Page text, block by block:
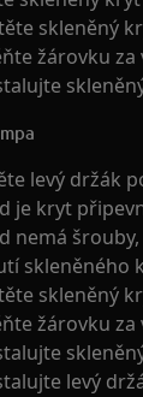
skleněný
žárovku
levý držák
je kryt
nemá
skleněného
skleněný
žárovku
levý